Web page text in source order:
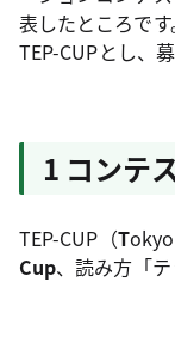
表したところで
TEP-CUPとし、
1 コンテ
TEP-CUP（T
Cup、読み方「テ